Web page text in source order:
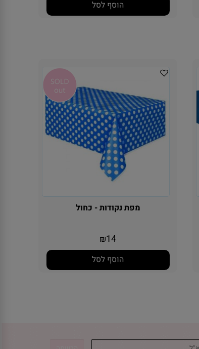
הוסף לסל
מפת נקודות - כחול
₪ 14
הוסף לסל